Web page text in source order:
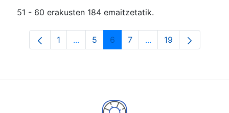
51 - 60 erakusten 184 emaitzetatik.
Orrialdea
1 ...Intermediate Pages Use TAB to
Orrialdea
5 Orrialdea
6 Orrialdea
7 ...Intermediate Pages
Orrialdea
19